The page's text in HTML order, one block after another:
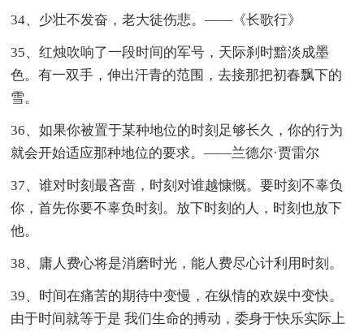
34、少壮不发奋，老大徒伤悲。——《长歌行》
35、红烛吹响了一段时间的军号，天际刹时黯淡成墨
色。有一双手，伸出汗青的范围，去接那把初春飘下的
雪。
36、如果你被置于某种地位的时刻足够长久，你的行为
就会开始适应那种地位的要求。——兰德尔·贾雷尔
37、谁对时刻最吝啬，时刻对谁越慷慨。要时刻不辜负
你，首先你要不辜负时刻。放下时刻的人，时刻也放下
他。
38、庸人费心将是消磨时光，能人费尽心计利用时刻。
39、时间在痛苦的期待中变慢，在纵情的欢娱中变快。
由于时间就等于是 我们生命的搏动，委身于快乐实际上